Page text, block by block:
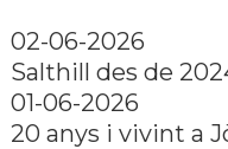
02-06-2026
Salthill des de
01-06-2026
20 anys i vivint a